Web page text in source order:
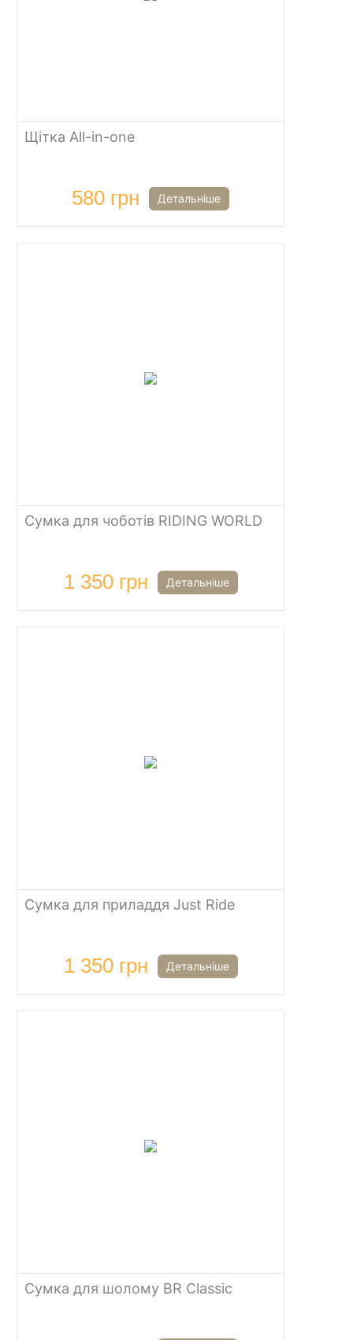
Щітка All-in-one
580 грн Детальніше
Сумка для чоботів RIDING WORLD
1 350 грн Детальніше
Сумка для приладдя Just Ride
1 350 грн Детальніше
Сумка для шолому BR Classic